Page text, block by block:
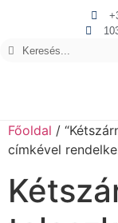
Főoldal /
címkével